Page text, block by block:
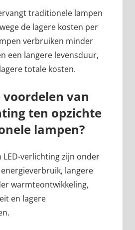
traditionele lampen
de lagere kosten per
verbruiken minder
een langere levensduur,
totale kosten.
voordelen van
ten opzichte
lampen?
LED-verlichting zijn onder
langere
warmteontwikkeling,
en lagere